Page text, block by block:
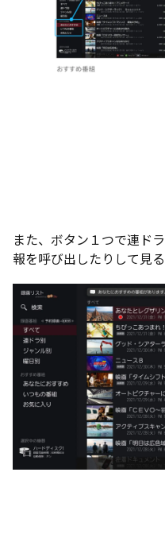
また、ボタン１つで連ド
報を呼び出したりして見る